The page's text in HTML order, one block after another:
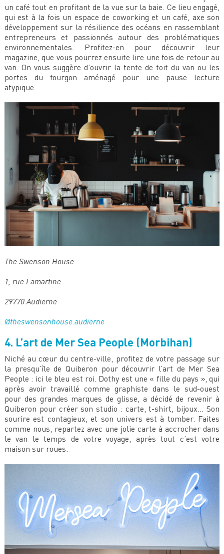
un café tout en profitant de la vue sur la baie. Ce lieu engagé,
qui est à la fois un espace de coworking et un café, axe son
développement sur la résilience des océans en rassemblant
entrepreneurs et passionnés autour des problématiques
environnementales. Profitez-en pour découvrir leur
magazine, que vous pourrez ensuite lire une fois de retour au
van. On vous suggère d’ouvrir la tente de toit du van ou les
portes du fourgon aménagé pour une pause lecture
atypique.
The Swenson House
1, rue Lamartine
29770 Audierne
@theswensonhouse.audierne
4. L’art de Mer Sea People (Morbihan)
Niché au cœur du centre-ville, profitez de votre passage sur
la presqu’île de Quiberon pour découvrir l’art de Mer Sea
People : ici le bleu est roi. Dothy est une « fille du pays », qui
après avoir travaillé comme graphiste dans le sud-ouest
pour des grandes marques de glisse, a décidé de revenir à
Quiberon pour créer son studio : carte, t-shirt, bijoux… Son
sourire est contagieux, et son univers est à tomber. Faites
comme nous, repartez avec une jolie carte à accrocher dans
le van le temps de votre voyage, après tout c’est votre
maison sur roues.